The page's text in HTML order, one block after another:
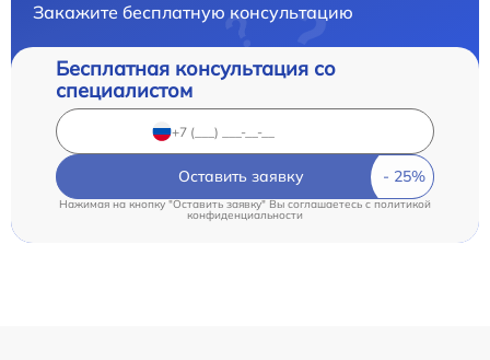
Закажите бесплатную консультацию
Бесплатная консультация со
специалистом
Оставить заявку
Нажимая на кнопку "Оставить заявку" Вы соглашаетесь c политикой
конфиденциальности